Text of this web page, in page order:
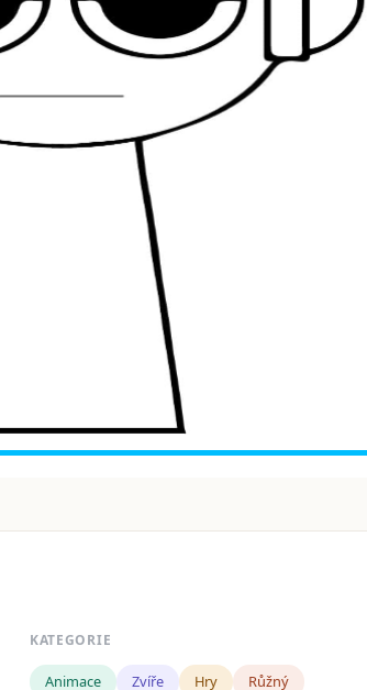
KATEGORIE
Animace Zvíře Hry Růžný